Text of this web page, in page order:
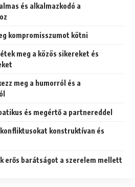
és alkalmazkodó a
kompromisszumot kötni
meg a közös sikereket és
meg a humorról és a
és megértő a partnereddel
konfliktusokat konstruktívan és
erős barátságot a szerelem mellett